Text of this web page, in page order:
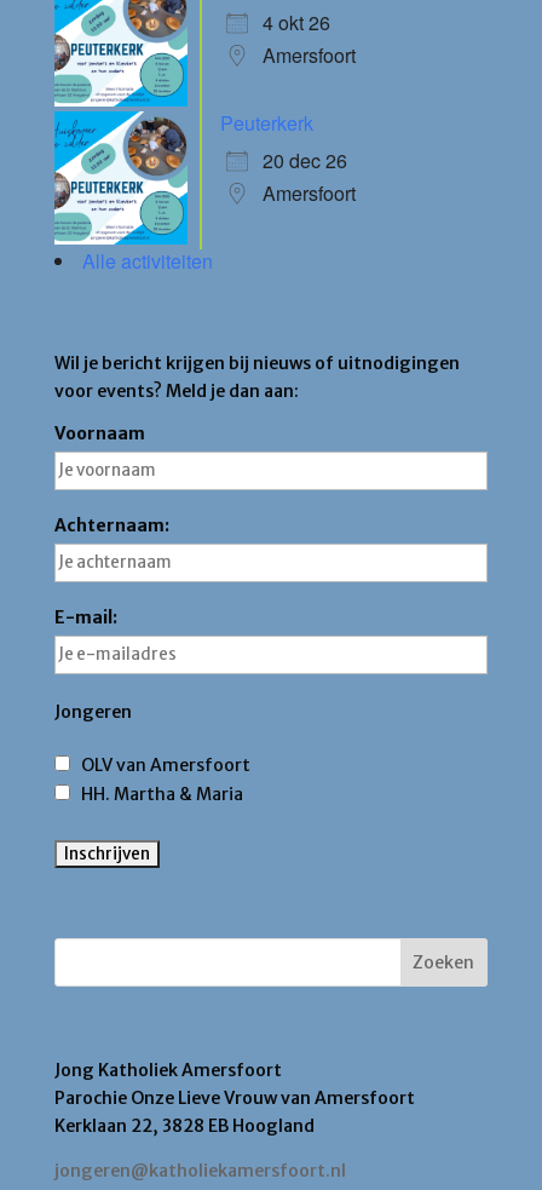
4 okt 26
Amersfoort
Peuterkerk
20 dec 26
Amersfoort
Alle activiteiten
Wil je bericht krijgen bij nieuws of uitnodigingen
voor events? Meld je dan aan:
Voornaam
Achternaam:
E-mail:
Jongeren
OLV van Amersfoort
HH. Martha & Maria
Jong Katholiek Amersfoort
Parochie Onze Lieve Vrouw van Amersfoort
Kerklaan 22, 3828 EB Hoogland
jongeren@katholiekamersfoort.nl